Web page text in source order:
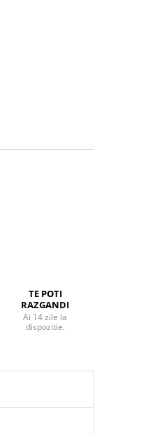
TE POTI
RAZGANDI
Ai 14 zile la
dispozitie.